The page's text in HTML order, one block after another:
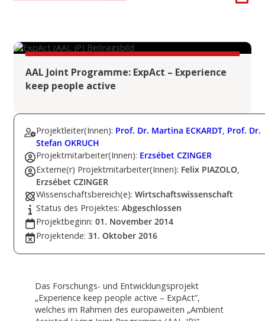
AAL Joint Programme: ExpAct – Experience
keep people active
Projektleiter(Innen): Prof. Dr. Martina ECKARDT Prof. Dr.
Stefan OKRUCH
Projektmitarbeiter(Innen): Erzsébet CZINGER
Externe(r) Projektmitarbeiter(Innen): Felix PIAZOLO,
Erzsébet CZINGER
Wissenschaftsbereich(e): Wirtschaftswissenschaft
Status des Projektes: Abgeschlossen
Projektbeginn: 01. November 2014
Projektende: 31. Oktober 2016
Das Forschungs- und Entwicklungsprojekt
„Experience keep people active – ExpAct”,
welches im Rahmen des europaweiten „Ambient